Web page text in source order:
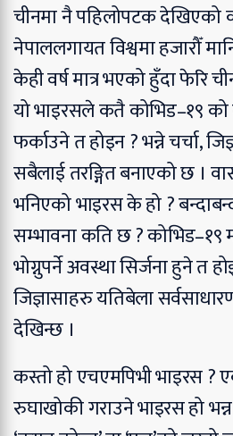
चीनमा नै पहिलोपटक देखिएको
नेपाललगायत विश्वमा हजारौँ
केही वर्ष मात्र भएको हुँदा फेरि
यो भाइरसले कतै कोभिड–१९
फर्काउने त होइन ? भन्ने चर्चा,
सबैलाई तरङ्गित बनाएको छ ।
भनिएको भाइरस के हो ?
सम्भावना कति छ ? कोभिड–१९
भोग्नुपर्ने अवस्था सिर्जना हुने त
जिज्ञासाहरु यतिबेला
देखिन्छ ।
कस्तो हो एचएमपिभी भाइरस ?
रुघाखोकी गराउने भाइरस हो